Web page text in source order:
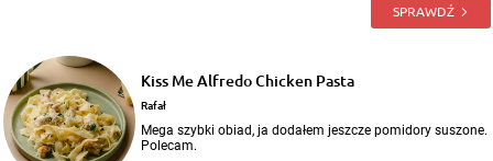
SPRAWDŹ
Kiss Me Alfredo Chicken Pasta
Rafał
Mega szybki obiad, ja dodałem jeszcze pomidory suszone.
Polecam.